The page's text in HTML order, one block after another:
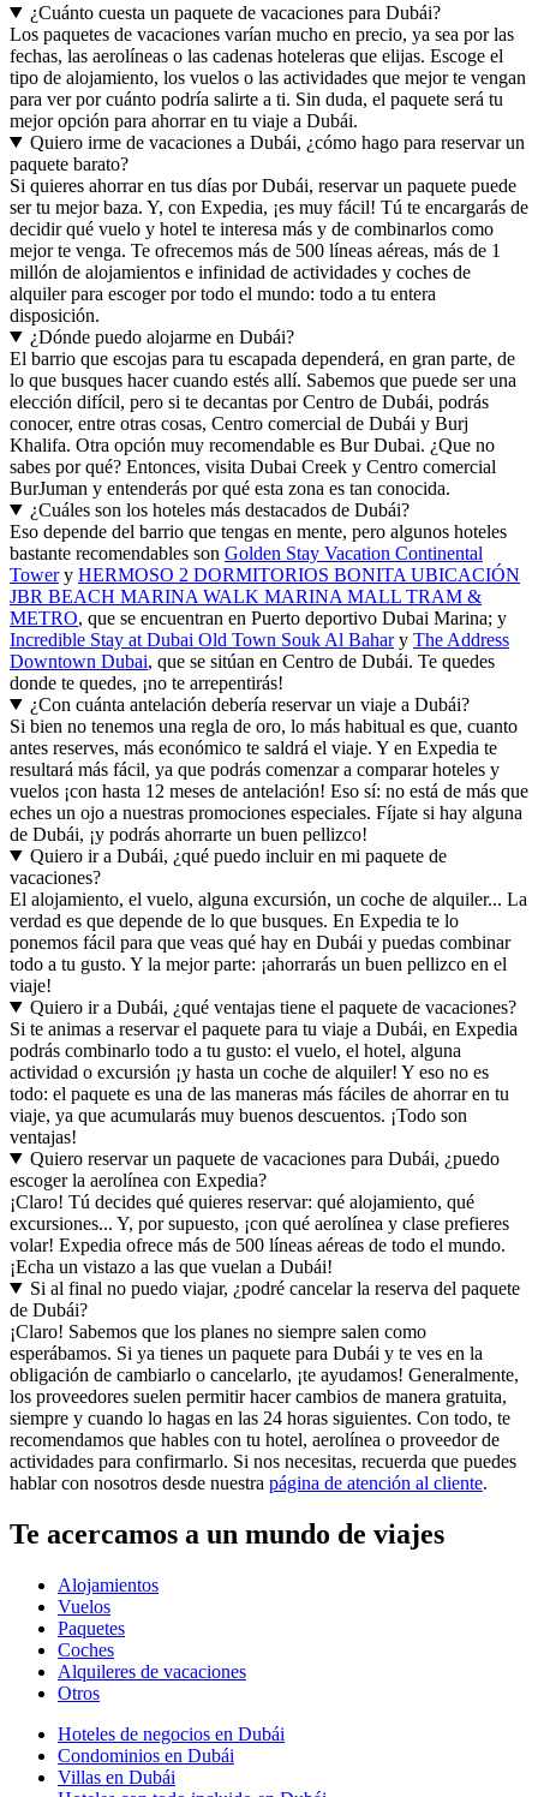
¿Cuánto cuesta un paquete de vacaciones para Dubái?
Los paquetes de vacaciones varían mucho en precio, ya sea por las
fechas, las aerolíneas o las cadenas hoteleras que elijas. Escoge el
tipo de alojamiento, los vuelos o las actividades que mejor te vengan
para ver por cuánto podría salirte a ti. Sin duda, el paquete será tu
mejor opción para ahorrar en tu viaje a Dubái.
Quiero irme de vacaciones a Dubái, ¿cómo hago para reservar un
paquete barato?
Si quieres ahorrar en tus días por Dubái, reservar un paquete puede
ser tu mejor baza. Y, con Expedia, ¡es muy fácil! Tú te encargarás de
decidir qué vuelo y hotel te interesa más y de combinarlos como
mejor te venga. Te ofrecemos más de 500 líneas aéreas, más de 1
millón de alojamientos e infinidad de actividades y coches de
alquiler para escoger por todo el mundo: todo a tu entera
disposición.
¿Dónde puedo alojarme en Dubái?
El barrio que escojas para tu escapada dependerá, en gran parte, de
lo que busques hacer cuando estés allí. Sabemos que puede ser una
elección difícil, pero si te decantas por Centro de Dubái, podrás
conocer, entre otras cosas, Centro comercial de Dubái y Burj
Khalifa. Otra opción muy recomendable es Bur Dubai. ¿Que no
sabes por qué? Entonces, visita Dubai Creek y Centro comercial
BurJuman y entenderás por qué esta zona es tan conocida.
¿Cuáles son los hoteles más destacados de Dubái?
Eso depende del barrio que tengas en mente, pero algunos hoteles
bastante recomendables son Golden Stay Vacation Continental
Towery HERMOSO 2 DORMITORIOS BONITA UBICACIÓN
JBR BEACH MARINA WALK MARINA MALL TRAM &
METRO, que se encuentran en Puerto deportivo Dubai Marina; y
Incredible Stay at Dubai Old Town Souk Al Bahary The Address
Downtown Dubai, que se sitúan en Centro de Dubái. Te quedes
donde te quedes, ¡no te arrepentirás!
¿Con cuánta antelación debería reservar un viaje a Dubái?
Si bien no tenemos una regla de oro, lo más habitual es que, cuanto
antes reserves, más económico te saldrá el viaje. Y en Expedia te
resultará más fácil, ya que podrás comenzar a comparar hoteles y
vuelos ¡con hasta 12 meses de antelación! Eso sí: no está de más que
eches un ojo a nuestras promociones especiales. Fíjate si hay alguna
de Dubái, ¡y podrás ahorrarte un buen pellizco!
Quiero ir a Dubái, ¿qué puedo incluir en mi paquete de
vacaciones?
El alojamiento, el vuelo, alguna excursión, un coche de alquiler... La
verdad es que depende de lo que busques. En Expedia te lo
ponemos fácil para que veas qué hay en Dubái y puedas combinar
todo a tu gusto. Y la mejor parte: ¡ahorrarás un buen pellizco en el
viaje!
Quiero ir a Dubái, ¿qué ventajas tiene el paquete de vacaciones?
Si te animas a reservar el paquete para tu viaje a Dubái, en Expedia
podrás combinarlo todo a tu gusto: el vuelo, el hotel, alguna
actividad o excursión ¡y hasta un coche de alquiler! Y eso no es
todo: el paquete es una de las maneras más fáciles de ahorrar en tu
viaje, ya que acumularás muy buenos descuentos. ¡Todo son
ventajas!
Quiero reservar un paquete de vacaciones para Dubái, ¿puedo
escoger la aerolínea con Expedia?
¡Claro! Tú decides qué quieres reservar: qué alojamiento, qué
excursiones... Y, por supuesto, ¡con qué aerolínea y clase prefieres
volar! Expedia ofrece más de 500 líneas aéreas de todo el mundo.
¡Echa un vistazo a las que vuelan a Dubái!
Si al final no puedo viajar, ¿podré cancelar la reserva del paquete
de Dubái?
¡Claro! Sabemos que los planes no siempre salen como
esperábamos. Si ya tienes un paquete para Dubái y te ves en la
obligación de cambiarlo o cancelarlo, ¡te ayudamos! Generalmente,
los proveedores suelen permitir hacer cambios de manera gratuita,
siempre y cuando lo hagas en las 24 horas siguientes. Con todo, te
recomendamos que hables con tu hotel, aerolínea o proveedor de
actividades para confirmarlo. Si nos necesitas, recuerda que puedes
hablar con nosotros desde nuestra página de atención al cliente.
Te acercamos a un mundo de viajes
Alojamientos
Vuelos
Paquetes
Coches
Alquileres de vacaciones
Otros
Hoteles de negocios en Dubái
Condominios en Dubái
Villas en Dubái